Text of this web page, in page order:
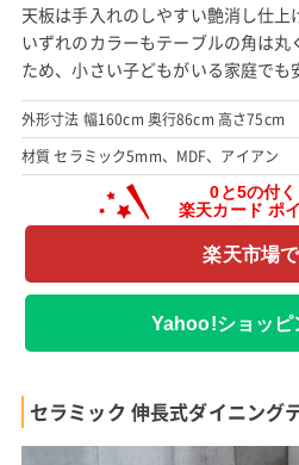
天板は手入れのしやすい艶消し仕上
いずれのカラーもテーブルの角は
ため、小さい子どもがいる家庭でも
外形寸法 幅160cm 奥行86cm 高さ75cm
材質 セラミック5mm、MDF、アイアン
楽天市場
Yahoo!ショッピ
セラミック 伸長式ダイニング